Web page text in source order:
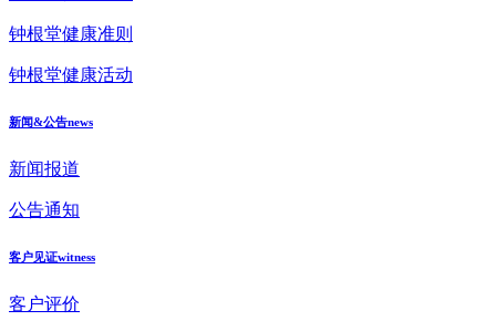
钟根堂健康准则
钟根堂健康活动
新闻&公告news
新闻报道
公告通知
客户见证witness
客户评价